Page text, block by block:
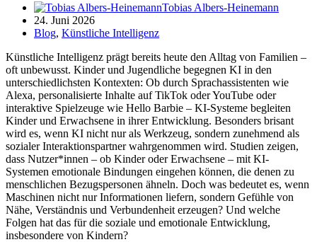
Tobias Albers-Heinemann
24. Juni 2026
Blog, Künstliche Intelligenz
Künstliche Intelligenz prägt bereits heute den Alltag von Familien –
oft unbewusst. Kinder und Jugendliche begegnen KI in den
unterschiedlichsten Kontexten: Ob durch Sprachassistenten wie
Alexa, personalisierte Inhalte auf TikTok oder YouTube oder
interaktive Spielzeuge wie Hello Barbie – KI-Systeme begleiten
Kinder und Erwachsene in ihrer Entwicklung. Besonders brisant
wird es, wenn KI nicht nur als Werkzeug, sondern zunehmend als
sozialer Interaktionspartner wahrgenommen wird. Studien zeigen,
dass Nutzer*innen – ob Kinder oder Erwachsene – mit KI-
Systemen emotionale Bindungen eingehen können, die denen zu
menschlichen Bezugspersonen ähneln. Doch was bedeutet es, wenn
Maschinen nicht nur Informationen liefern, sondern Gefühle von
Nähe, Verständnis und Verbundenheit erzeugen? Und welche
Folgen hat das für die soziale und emotionale Entwicklung,
insbesondere von Kindern?